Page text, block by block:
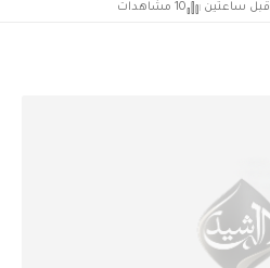
قبل ساعتين 10 مشاهدات